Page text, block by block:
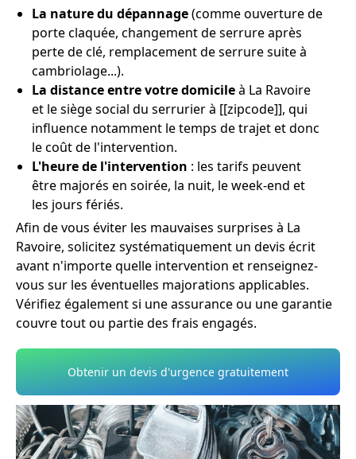
La nature du dépannage(comme ouverture de
porte claquée, changement de serrure après
perte de clé, remplacement de serrure suite à
cambriolage...).
La distance entre votre domicileà La Ravoire
et le siège social du serrurier à [[zipcode]], qui
influence notamment le temps de trajet et donc
le coût de l'intervention.
L'heure de l'intervention : les tarifs peuvent
être majorés en soirée, la nuit, le week-end et
les jours fériés.
Afin de vous éviter les mauvaises surprises à La
Ravoire, solicitez systématiquement un devis écrit
avant n'importe quelle intervention et renseignez-
vous sur les éventuelles majorations applicables.
Vérifiez également si une assurance ou une garantie
couvre tout ou partie des frais engagés.
Obtenir un devis d'urgence gratuitement